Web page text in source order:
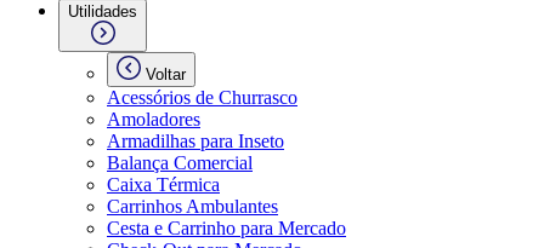
Utilidades
Voltar
Acessórios de Churrasco
Amoladores
Armadilhas para Inseto
Balança Comercial
Caixa Térmica
Carrinhos Ambulantes
Cesta e Carrinho para Mercado